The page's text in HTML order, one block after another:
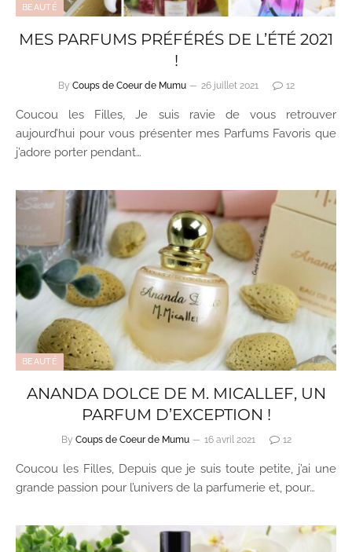
BEAUTÉ
MES PARFUMS PRÉFÉRÉS DE L’ÉTÉ 2021
!
By Coups de Coeur de Mumu 26 juillet 2021 12
Coucou les Filles, Je suis ravie de vous retrouver
aujourd’hui pour vous présenter mes Parfums Favoris que
j’adore porter pendant…
BEAUTÉ
ANANDA DOLCE DE M. MICALLEF, UN
PARFUM D’EXCEPTION !
By Coups de Coeur de Mumu 16 avril 2021 12
Coucou les Filles, Depuis que je suis toute petite, j’ai une
grande passion pour l’univers de la parfumerie et, pour…